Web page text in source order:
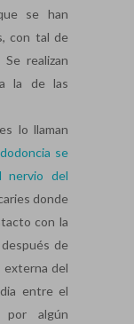
se han
con tal de
realizan
la de las
lo llaman
se
nervio del
donde
con la
de
externa del
entre el
algún